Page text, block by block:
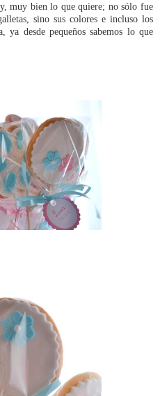
muy bien lo que quiere; no sólo fue
sino sus colores e incluso los
ya desde pequeños sabemos lo que